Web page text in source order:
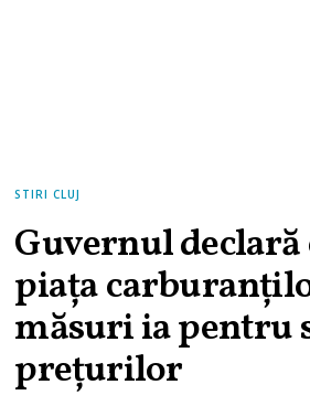
STIRI CLUJ
Guvernul declară
piața
măsuri ia pentru
prețurilor